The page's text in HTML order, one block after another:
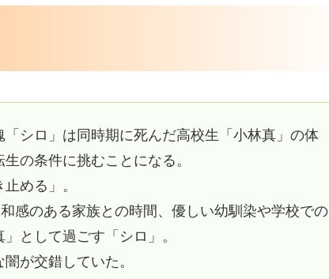
「シロ」は同時期に死んだ高校生「小林真」の体
の条件に挑むことになる。
める」。
感のある家族との時間、優しい幼馴染や学校での
として過ごす「シロ」。
が交錯していた。